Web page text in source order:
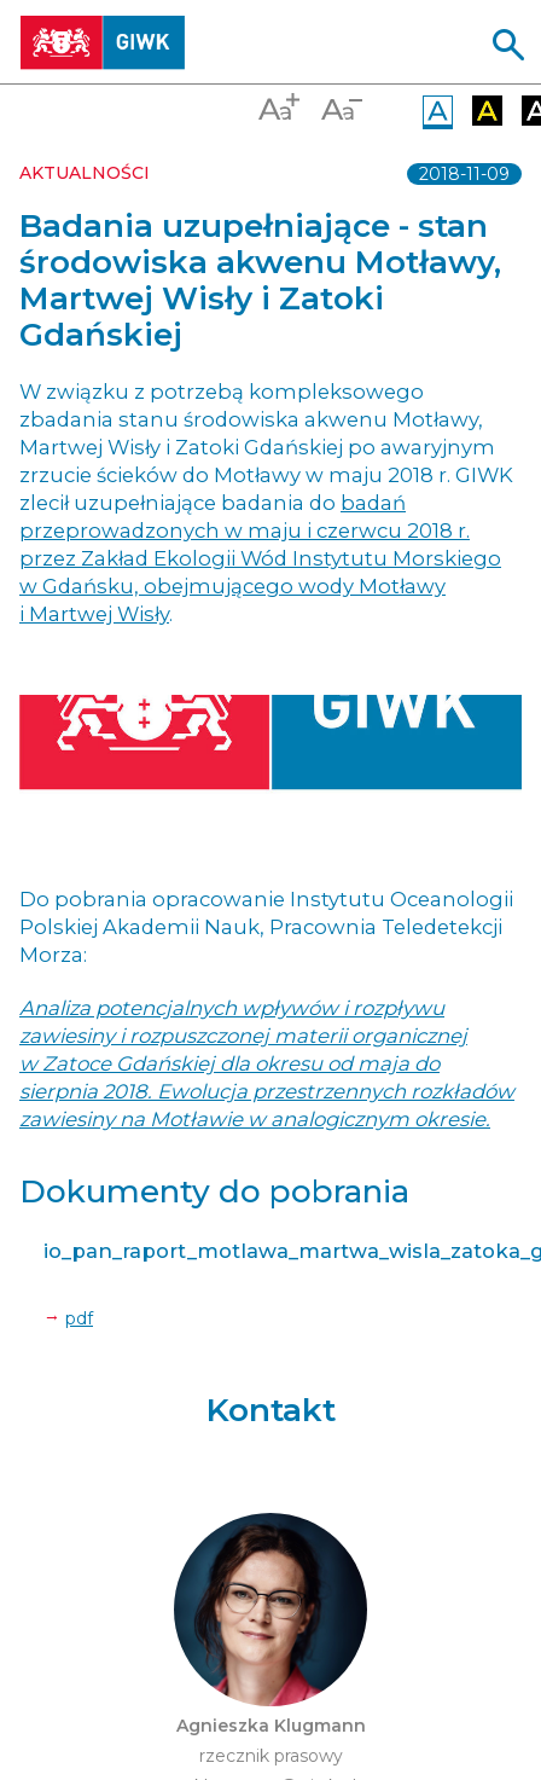
2018-11-09
AKTUALNOŚCI
Badania uzupełniające - stan
środowiska akwenu Motławy,
Martwej Wisły i Zatoki
Gdańskiej
W związku z potrzebą kompleksowego
zbadania stanu środowiska akwenu Motławy,
Martwej Wisły i Zatoki Gdańskiej po awaryjnym
zrzucie ścieków do Motławy w maju 2018 r. GIWK
zlecił uzupełniające badania do badań
przeprowadzonych w maju i czerwcu 2018 r.
przez Zakład Ekologii Wód Instytutu Morskiego
w Gdańsku, obejmującego wody Motławy
i Martwej Wisły.
Do pobrania opracowanie Instytutu Oceanologii
Polskiej Akademii Nauk, Pracownia Teledetekcji
Morza:
Analiza potencjalnych wpływów i rozpływu
zawiesiny i rozpuszczonej materii organicznej
w Zatoce Gdańskiej dla okresu od maja do
sierpnia 2018. Ewolucja przestrzennych rozkładów
zawiesiny na Motławie w analogicznym okresie.
Dokumenty do pobrania
pdf
Kontakt
Agnieszka Klugmann
rzecznik prasowy